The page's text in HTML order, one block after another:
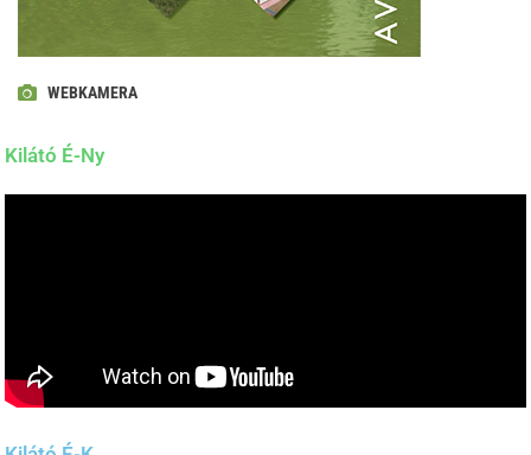
WEBKAMERA
Kilátó É-Ny